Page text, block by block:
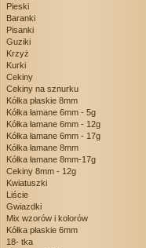
Pieski
Baranki
Pisanki
Guziki
Krzyż
Kurki
Cekiny
Cekiny na sznurku
Kółka płaskie 8mm
Kółka łamane 6mm - 5g
Kółka łamane 6mm - 12g
Kółka łamane 6mm - 17g
Kółka łamane 8mm
Kółka łamane 8mm-17g
Cekiny 8mm - 12g
Kwiatuszki
Liście
Gwiazdki
Mix wzorów i kolorów
Kółka płaskie 6mm
18- tka